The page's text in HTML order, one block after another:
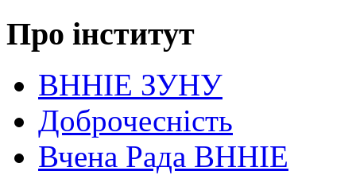
Про інститут
ВННІЕ ЗУНУ
Доброчесність
Вчена Рада ВННІЕ